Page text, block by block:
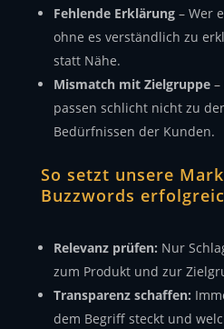
Fehlende Erklärung– Wer
ohne es verständlich zu
statt Nähe.
Mismatch mit Zielgruppe–
passen schlicht nicht zu
Bedürfnissen der Kunden.
So setzt unsere
Buzzwords
Relevanz prüfen: Nur
zum Produkt und zur
Transparenz schaffen:
dem Begriff steckt und